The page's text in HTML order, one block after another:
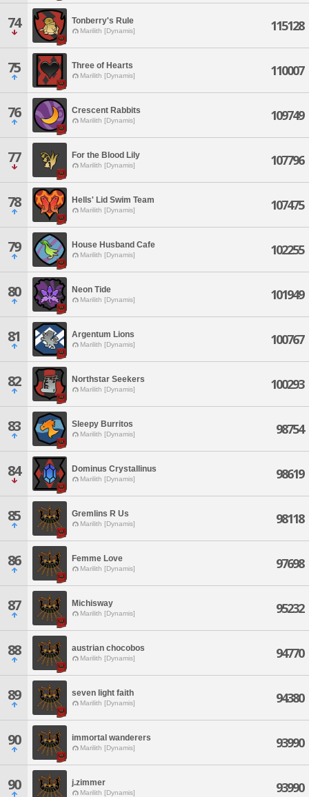
74 Tonberry's Rule
Marilith [Dynamis] 115128
75 Three of Hearts
Marilith [Dynamis] 110007
76 Crescent Rabbits
Marilith [Dynamis] 109749
77 For the Blood Lily
Marilith [Dynamis] 107796
78 Hells' Lid Swim Team
Marilith [Dynamis] 107475
79 House Husband Cafe
Marilith [Dynamis] 102255
80 Neon Tide
Marilith [Dynamis] 101949
81 Argentum Lions
Marilith [Dynamis] 100767
82 Northstar Seekers
Marilith [Dynamis] 100293
83 Sleepy Burritos
Marilith [Dynamis] 98754
84 Dominus Crystallinus
Marilith [Dynamis] 98619
85 Gremlins R Us
Marilith [Dynamis] 98118
86 Femme Love
Marilith [Dynamis] 97698
87 Michisway
Marilith [Dynamis] 95232
88 austrian chocobos
Marilith [Dynamis] 94770
89 seven light faith
Marilith [Dynamis] 94380
90 immortal wanderers
Marilith [Dynamis] 93990
90 j.zimmer
Marilith [Dynamis] 93990